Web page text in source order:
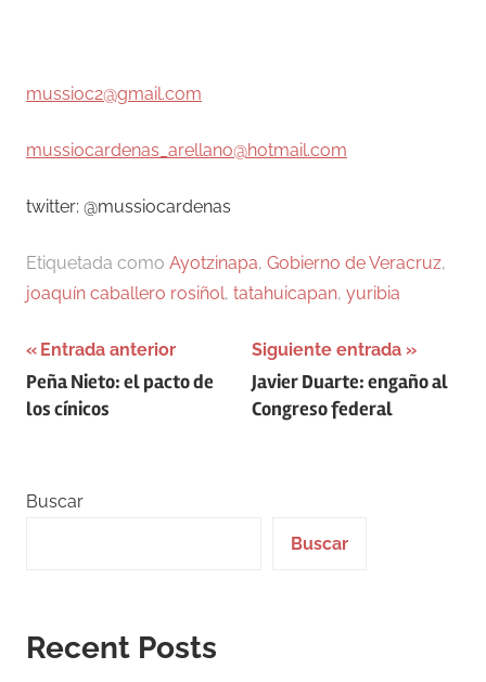
mussioc2@gmail.com
mussiocardenas_arellano@hotmail.com
twitter: @mussiocardenas
Etiquetada como Ayotzinapa, Gobierno de Veracruz,
joaquín caballero rosiñol, tatahuicapan, yuribia
Navegación
de
Entrada anterior
Peña Nieto: el pacto de
los cínicos
Siguiente entrada
Javier Duarte: engaño al
Congreso federal
Buscar
Buscar
Recent Posts